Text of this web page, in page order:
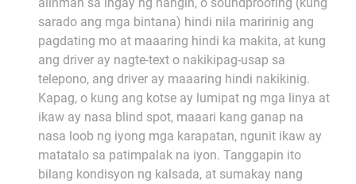
sarado ang mga bintana) hindi nila maririnig ang
pagdating mo at maaaring hindi ka makita, at kung
ang driver ay nagte-text o nakikipag-usap sa
telepono, ang driver ay maaaring hindi nakikinig.
Kapag, o kung ang kotse ay lumipat ng mga linya at
ikaw ay nasa blind spot, maaari kang ganap na
nasa loob ng iyong mga karapatan, ngunit ikaw ay
matatalo sa patimpalak na iyon. Tanggapin ito
bilang kondisyon ng kalsada, at sumakay nang